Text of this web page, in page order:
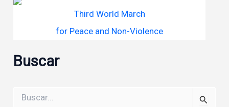
Third World March
for Peace and Non-Violence
Buscar
por: